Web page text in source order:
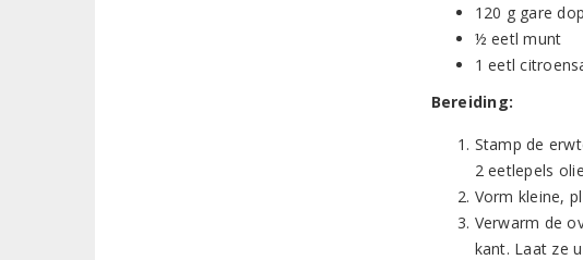
120 g gare
½ eetl munt
1 eetl
Bereiding:
Stamp de
2 eetlepels
Vorm kleine,
Verwarm de
kant. Laat ze